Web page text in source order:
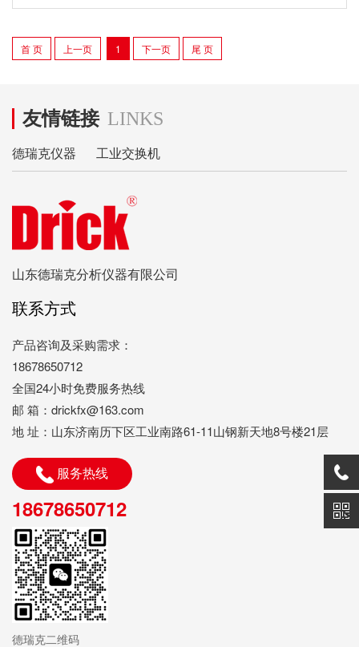
首 页 上一页 1 下一页 尾 页
友情链接 LINKS
德瑞克仪器 工业交换机
山东德瑞克分析仪器有限公司
联系方式
产品咨询及采购需求：
18678650712
全国24小时免费服务热线
邮 箱：drickfx@163.com
地 址：山东济南历下区工业南路61-11山钢新天地8号楼21层
服务热线
18678650712
德瑞克二维码